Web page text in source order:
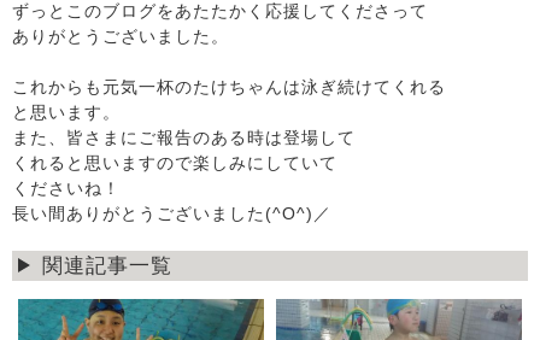
ずっとこのブログをあたたかく応援してくださって
ありがとうございました。
これからも元気一杯のたけちゃんは泳ぎ続けてくれる
と思います。
また、皆さまにご報告のある時は登場して
くれると思いますので楽しみにしていて
くださいね！
長い間ありがとうございました(^O^)／
関連記事一覧